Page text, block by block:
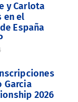
y Carlota
en el
España
Garcia
2026